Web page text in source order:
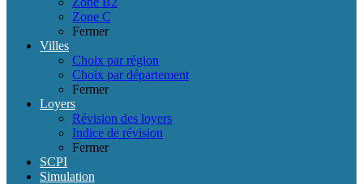
Zone C
Fermer
Villes
Choix par région
Choix par département
Fermer
Loyers
Révision des loyers
Indice de révision
Fermer
SCPI
Simulation